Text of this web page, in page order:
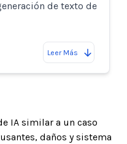
de texto de
Leer Más
IA similar a un caso
daños y sistema